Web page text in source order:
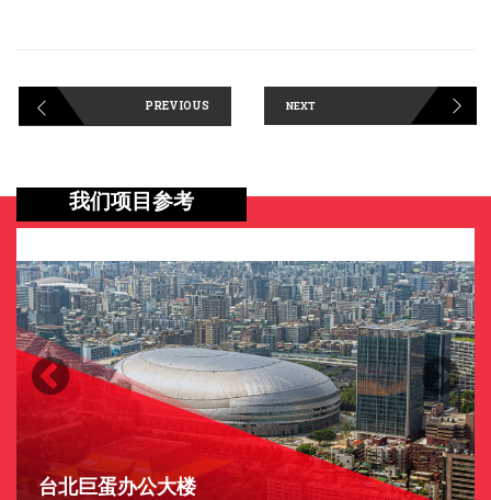
PREVIOUS NEXT
我们项目参考
台北巨蛋办公大楼
Previous Next